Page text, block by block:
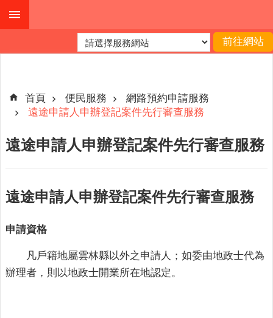
跳到主要內容區塊
階
公
布
欄
關
於
我
們
詢
首頁 便民服務
網路預約申請服務
遠途申請人申辦登記案件先行審查服務
遠途申請人申辦登記案件先行審查服務
遠途申請人申辦登記案件先行審查服務
申請資格
凡戶籍地屬雲林縣以外之申請人；如委由地政士代為
辦理者，則以地政士開業所在地認定。